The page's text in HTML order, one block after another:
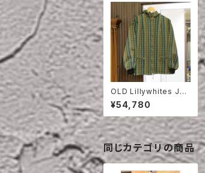
OLD Lillywhites JA
CQUARD PARKA
¥54,780
同じカテゴリの商品